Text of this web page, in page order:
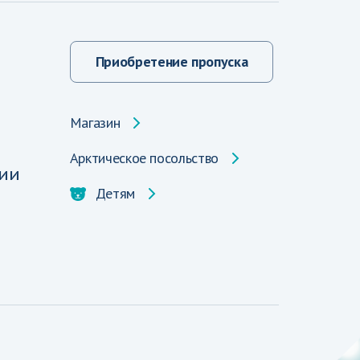
Приобретение пропуска
Магазин
Арктическое посольство
Детям